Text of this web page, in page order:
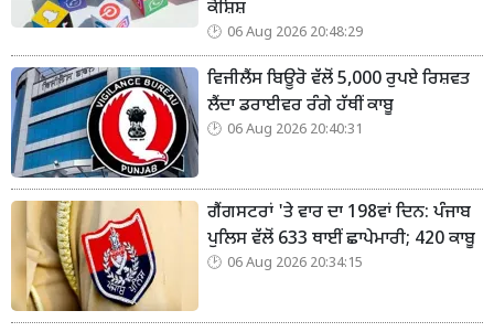
ਕੋਸ਼ਿਸ਼
06 Aug 2026 20:48:29
ਵਿਜੀਲੈਂਸ ਬਿਊਰੋ ਵੱਲੋਂ 5,000 ਰੁਪਏ ਰਿਸ਼ਵਤ
ਲੈਂਦਾ ਡਰਾਈਵਰ ਰੰਗੇ ਹੱਥੀਂ ਕਾਬੂ
06 Aug 2026 20:40:31
ਗੈਂਗਸਟਰਾਂ 'ਤੇ ਵਾਰ ਦਾ 198ਵਾਂ ਦਿਨ: ਪੰਜਾਬ
ਪੁਲਿਸ ਵੱਲੋਂ 633 ਥਾਈਂ ਛਾਪੇਮਾਰੀ; 420 ਕਾਬੂ
06 Aug 2026 20:34:15